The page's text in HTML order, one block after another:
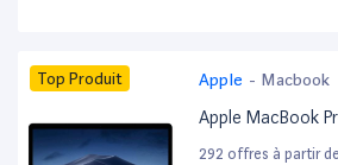
Top Produit Apple - Macbook
Apple MacBook
292 offres à partir